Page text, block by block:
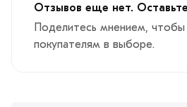
Отзывов еще нет.
Поделитесь мнением,
покупателям в выборе.